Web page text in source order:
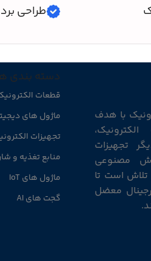
طراحی
با هدف
تجهیزات
مصنوعی
است تا
معضل
دسته بندی
قطعات
ماژول های
تجهیزات
منابع تغذیه و
ماژول های IoT
گجت های AI